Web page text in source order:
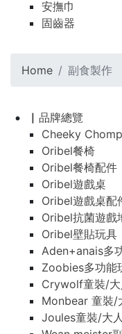
安撫巾
固齒器
Home 副食製作
▏品牌總覽
Cheeky
Oribel餐椅
Oribel餐椅配件
Oribel遊戲桌
Oribel遊戲桌配
Oribel抗菌遊戲
Oribel壁貼玩具
Aden+anais多
Zoobies多功能
Crywolf童裝/
Monbear 童裝/
Joules童裝/大